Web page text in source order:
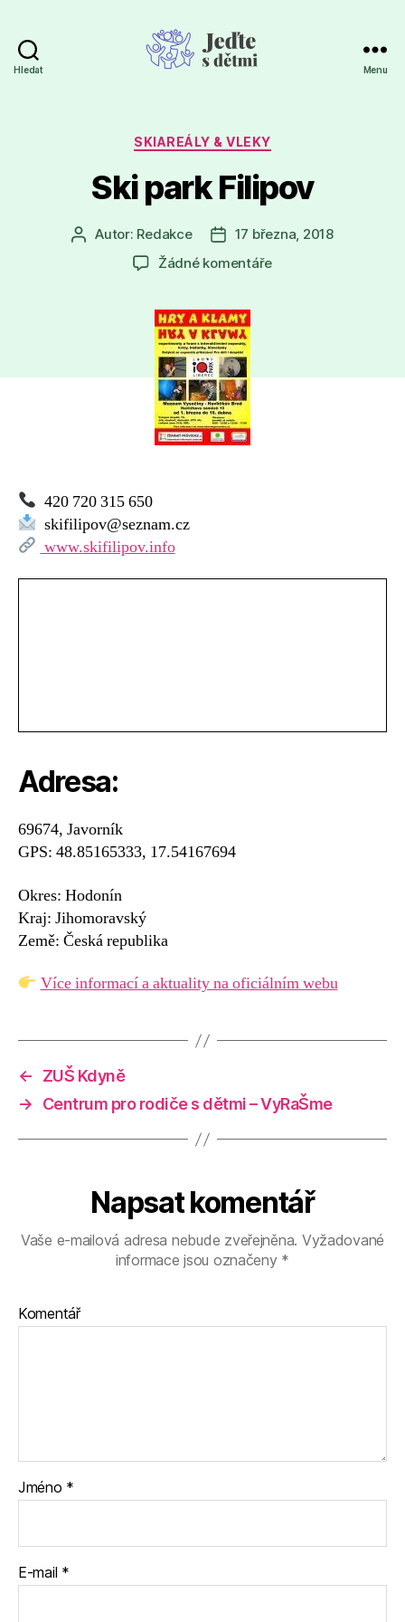
Hledat Menu
Rubriky
SKIAREÁLY & VLEKY
Ski park Filipov
Autor
příspěvku
Autor: Redakce
Datum
příspěvku
17 března, 2018
Žádné komentářeu
Filipov
420 720 315 650
skifilipov@seznam.cz
www.skifilipov.info
Adresa:
69674, Javorník
GPS: 48.85165333, 17.54167694
Okres: Hodonín
Kraj: Jihomoravský
Země: Česká republika
Více informací a aktuality na oficiálním webu
←
ZUŠ Kdyně
→
Centrum pro rodiče s dětmi – VyRaŠme
Napsat komentář
Vaše e-mailová adresa nebude zveřejněna. Vyžadované
informace jsou označeny *
Komentář
Jméno *
E-mail *